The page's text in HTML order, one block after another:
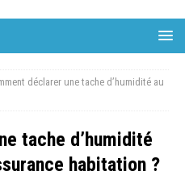
déclarer une tache d’humidité au
tache d’humidité
habitation ?